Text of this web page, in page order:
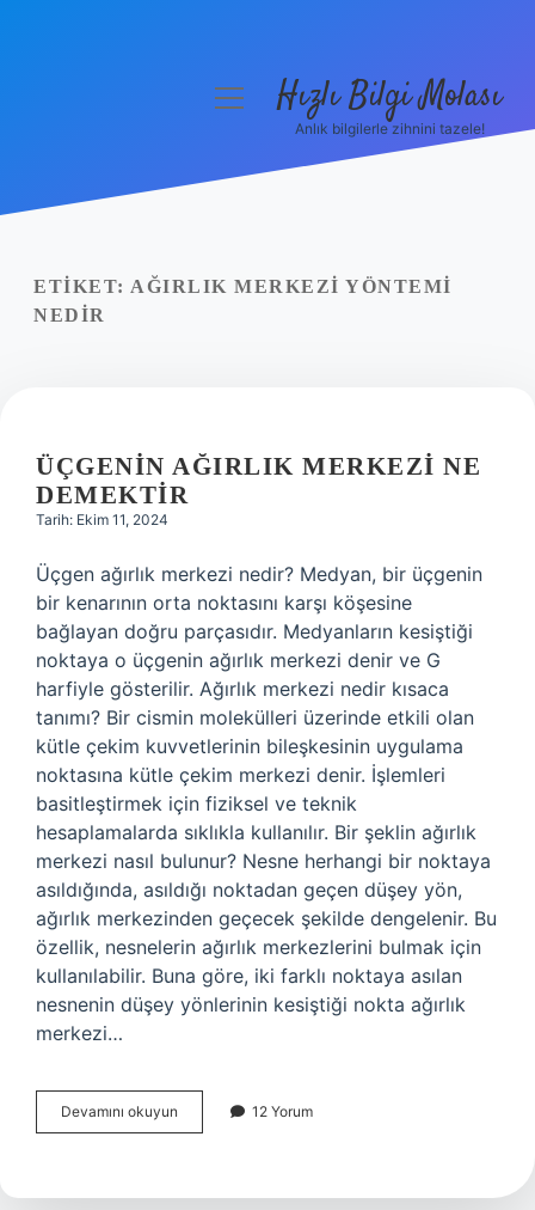
Yasal Uyarı
menüyüHızlı Bilgi Molası
Anlık bilgilerle zihnini tazele!
ETIKET: AĞIRLIK MERKEZI YÖNTEMI
NEDIR
ÜÇGENIN AĞIRLIK MERKEZI NE
DEMEKTIR
Tarih: Ekim 11, 2024
Üçgen ağırlık merkezi nedir? Medyan, bir üçgenin
bir kenarının orta noktasını karşı köşesine
bağlayan doğru parçasıdır. Medyanların kesiştiği
noktaya o üçgenin ağırlık merkezi denir ve G
harfiyle gösterilir. Ağırlık merkezi nedir kısaca
tanımı? Bir cismin molekülleri üzerinde etkili olan
kütle çekim kuvvetlerinin bileşkesinin uygulama
noktasına kütle çekim merkezi denir. İşlemleri
basitleştirmek için fiziksel ve teknik
hesaplamalarda sıklıkla kullanılır. Bir şeklin ağırlık
merkezi nasıl bulunur? Nesne herhangi bir noktaya
asıldığında, asıldığı noktadan geçen düşey yön,
ağırlık merkezinden geçecek şekilde dengelenir. Bu
özellik, nesnelerin ağırlık merkezlerini bulmak için
kullanılabilir. Buna göre, iki farklı noktaya asılan
nesnenin düşey yönlerinin kesiştiği nokta ağırlık
merkezi…
Devamını okuyun Üçgenin
Ağırlık
Demektir
12 Yorum